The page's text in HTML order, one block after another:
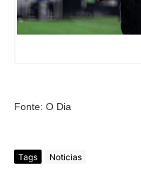
Fonte: O Dia
Tags Noticias